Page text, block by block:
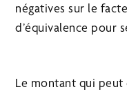
négatives sur le
d’équivalence pour
Le montant qui